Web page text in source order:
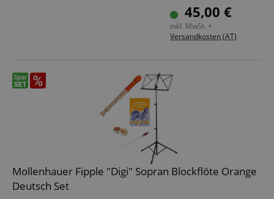
Inkl. Etui, Wischerstab, Grifftabelle, Fipple-Story, -Song &
45,00 €
inkl. MwSt. +
Versandkosten (AT)
Mollenhauer Fipple "Digi" Sopran Blockflöte Orange
Deutsch Set